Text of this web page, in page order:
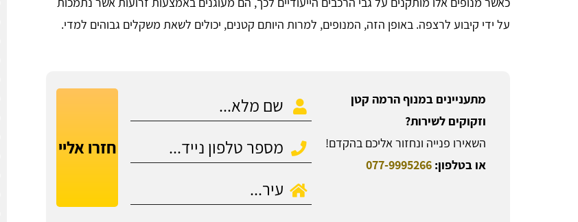
על ידי קיבוע לרצפה. באופן הזה, המנופים, למרות היותם קטנים, יכולים לשאת משקלים גבוהים למדי.
מתעניינים במנוף הרמה קטן
וזקוקים לשירות?
השאירו פנייה ונחזור אליכם בהקדם!
או בטלפון:077-9995266
חזרו אליי